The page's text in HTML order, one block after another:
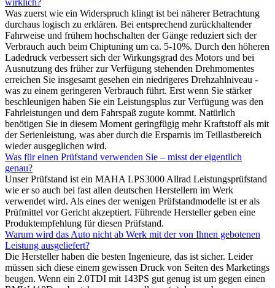
Was zuerst wie ein Widerspruch klingt ist bei näherer Betrachtung
durchaus logisch zu erklären. Bei entsprechend zurückhaltender
Fahrweise und frühem hochschalten der Gänge reduziert sich der
Verbrauch auch beim Chiptuning um ca. 5-10%. Durch den höheren
Ladedruck verbessert sich der Wirkungsgrad des Motors und bei
Ausnutzung des früher zur Verfügung stehenden Drehmomentes
erreichen Sie insgesamt gesehen ein niedrigeres Drehzahlniveau -
was zu einem geringeren Verbrauch führt. Erst wenn Sie stärker
beschleunigen haben Sie ein Leistungsplus zur Verfügung was den
Fahrleistungen und dem Fahrspaß zugute kommt. Natürlich
benötigen Sie in diesem Moment geringfügig mehr Kraftstoff als mit
der Serienleistung, was aber durch die Ersparnis im Teillastbereich
wieder ausgeglichen wird.
Was für einen Prüfstand verwenden Sie – misst der eigentlich
genau?
Unser Prüfstand ist ein MAHA LPS3000 Allrad Leistungsprüfstand
wie er so auch bei fast allen deutschen Herstellern im Werk
verwendet wird. Als eines der wenigen Prüfstandmodelle ist er als
Prüfmittel vor Gericht akzeptiert. Führende Hersteller geben eine
Produktempfehlung für diesen Prüfstand.
Warum wird das Auto nicht ab Werk mit der von Ihnen gebotenen
Leistung ausgeliefert?
Die Hersteller haben die besten Ingenieure, das ist sicher. Leider
müssen sich diese einem gewissen Druck von Seiten des Marketings
beugen. Wenn ein 2.0TDI mit 143PS gut genug ist um gegen einen